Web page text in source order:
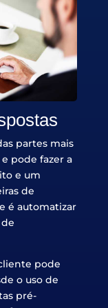
partes mais
pode fazer a
e um
de
é automatizar
pode
o uso de
pré-